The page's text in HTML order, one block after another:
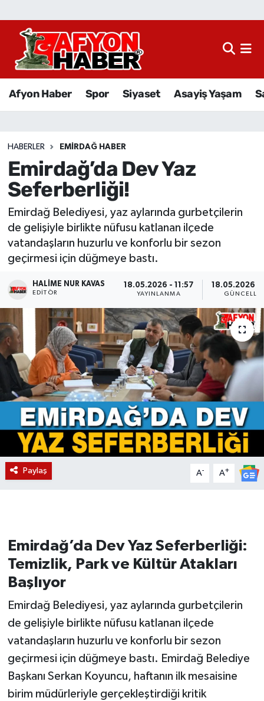
Afyon Haber Spor Siyaset Asayiş Yaşam
HABERLER EMIRDAĞ HABER
Emirdağ’da Dev Yaz
Seferberliği!
Emirdağ Belediyesi, yaz aylarında gurbetçilerin
de gelişiyle birlikte nüfusu katlanan ilçede
vatandaşların huzurlu ve konforlu bir sezon
geçirmesi için düğmeye bastı.
HALIME NUR KAVAS
EDITÖR
18.05.2026 - 11:57
YAYINLANMA
18.05.2026 -
Paylaş A- A+
Emirdağ’da Dev Yaz Seferberliği:
Temizlik, Park ve Kültür Atakları
Başlıyor
Emirdağ Belediyesi, yaz aylarında gurbetçilerin
de gelişiyle birlikte nüfusu katlanan ilçede
vatandaşların huzurlu ve konforlu bir sezon
geçirmesi için düğmeye bastı. Emirdağ Belediye
Başkanı Serkan Koyuncu, haftanın ilk mesaisine
birim müdürleriyle gerçekleştirdiği kritik
Afyon Haber
Sağlık
Eğitim
Sivil Toplum
Ekonomi
Magazin
Etkinlikler